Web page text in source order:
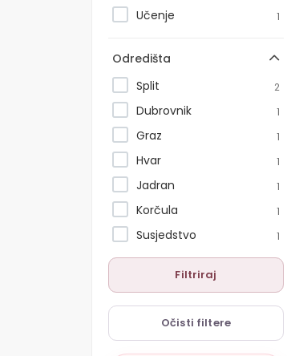
Učenje 1
Odredišta
Split
2
Dubrovnik 1
Graz 1
Hvar 1
Jadran 1
Korčula 1
Susjedstvo 1
Filtriraj
Očisti filtere